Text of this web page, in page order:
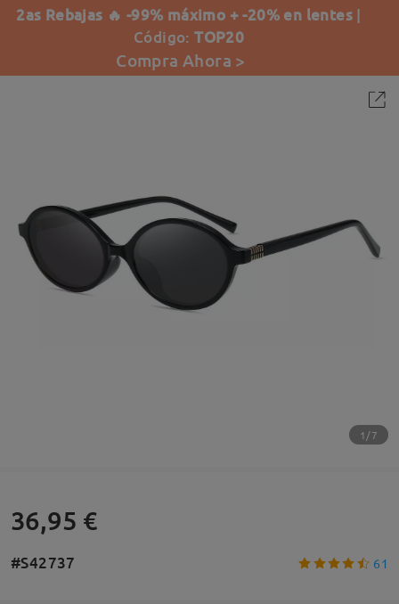
2as Rebajas 🔥 -99% máximo + -20% en lentes |
Código:TOP20
Compra Ahora >
1/7
36,95 €
#S42737 61